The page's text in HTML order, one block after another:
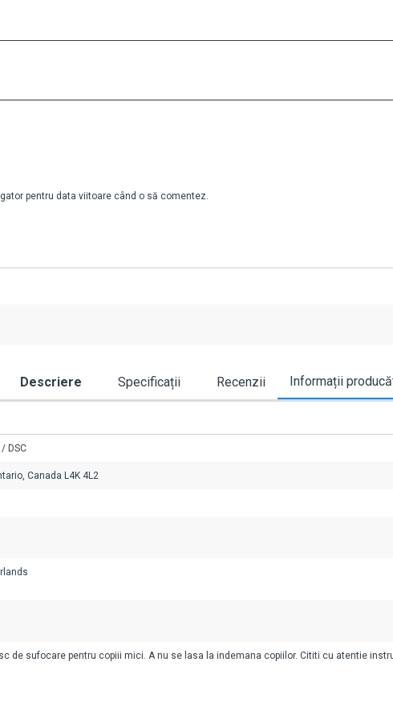
pentru data viitoare când o să comentez.
Descriere Specificații Recenzii Informații
DSC
Canada L4K 4L2
de sufocare pentru copiii mici. A nu se lasa la indemana copiilor. Cititi cu atentie